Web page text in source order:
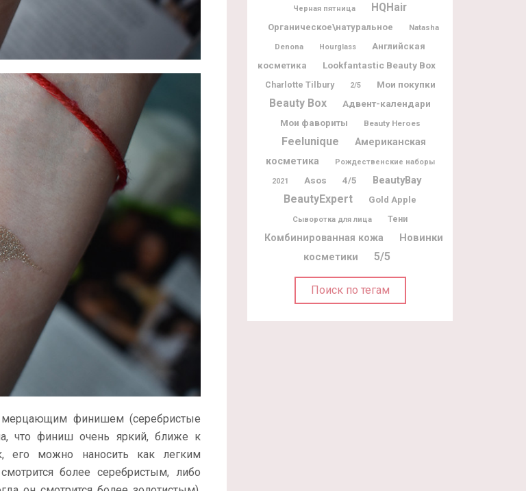
мерцающим финишем (серебристые
что финиш очень яркий, ближе к
его можно наносить как легким
более серебристым, либо
Черная пятница HQHair
Органическое\натуральное
Natasha
Denona
Hourglass
Английская
косметика
Lookfantastic Beauty Box
Charlotte Tilbury 2/5 Мои покупки
Beauty Box
Адвент-календари
Мои фавориты
Beauty Heroes
Feelunique
Американская
косметика
Рождественские наборы
2021 Asos 4/5 BeautyBay
BeautyExpert Gold Apple
Сыворотка для лица Тени
Комбинированная кожа
Новинки
косметики
5/5
Поиск по тегам